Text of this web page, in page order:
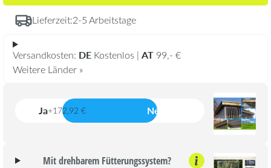
Lieferzeit:2-5 Arbeitstage
Versandkosten: DE Kostenlos | AT 99,- €
Weitere Länder »
Ja+172,92 € Nein
Mit drehbarem Fütterungssystem?